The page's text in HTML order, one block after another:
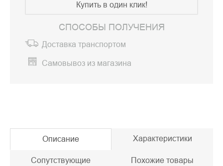
Купить в один клик!
СПОСОБЫ ПОЛУЧЕНИЯ
Доставка транспортом
Самовывоз из магазина
Описание Характеристики
Сопутствующие
Похожие товары